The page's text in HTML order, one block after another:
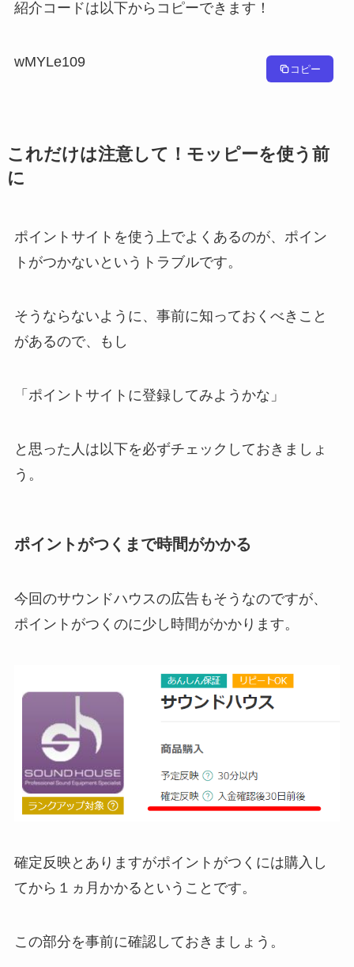
紹介コードは以下からコピーできます！
wMYLe109 コピー
これだけは注意して！モッピーを使う前
に
ポイントサイトを使う上でよくあるのが、ポイン
トがつかないというトラブルです。
そうならないように、事前に知っておくべきこと
があるので、もし
「ポイントサイトに登録してみようかな」
と思った人は以下を必ずチェックしておきましょ
う。
ポイントがつくまで時間がかかる
今回のサウンドハウスの広告もそうなのですが、
ポイントがつくのに少し時間がかかります。
確定反映とありますがポイントがつくには購入し
てから１ヵ月かかるということです。
この部分を事前に確認しておきましょう。